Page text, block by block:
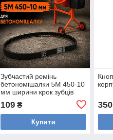
Зубчастий ремінь
бетономішалки 5М 450-10
мм ширини крок зубців
5мм 50 зубів приводний
гумовий резиновий пас
109₴
Купити
350